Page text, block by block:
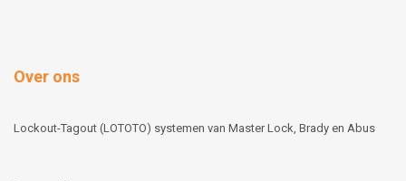
Over ons
Lockout-Tagout (LOTOTO) systemen van Master Lock, Brady en Abus